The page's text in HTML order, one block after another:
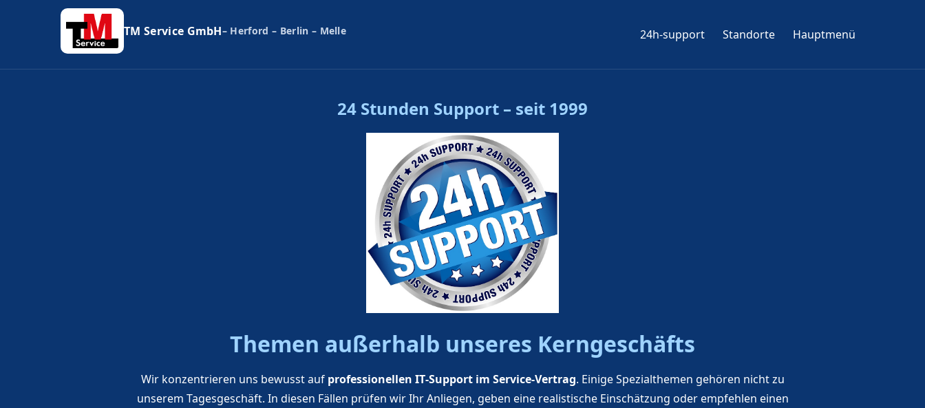
TM Service GmbH– Herford – Berlin – Melle 24h-support Standorte Hauptmenü
24 Stunden Support – seit 1999
Themen außerhalb unseres Kerngeschäfts
Wir konzentrieren uns bewusst auf professionellen IT‑Support im Service‑Vertrag. Einige Spezialthemen gehören nicht zu
unserem Tagesgeschäft. In diesen Fällen prüfen wir Ihr Anliegen, geben eine realistische Einschätzung oder empfehlen einen